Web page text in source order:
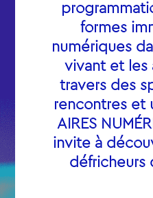
formes
numériques
vivant et les
travers des
rencontres et
AIRES
invite à
défricheurs